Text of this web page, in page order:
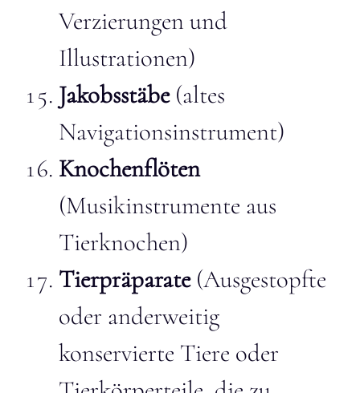
Verzierungen und
Illustrationen)
Jakobsstäbe(altes
Navigationsinstrument)
Knochenflöten
(Musikinstrumente aus
Tierknochen)
Tierpräparate(Ausgestopfte
oder anderweitig
konservierte Tiere oder